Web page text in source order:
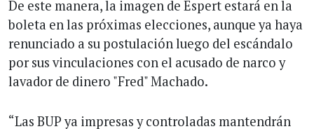
De este manera, la imagen de Espert estará en la
boleta en las próximas elecciones, aunque ya haya
renunciado a su postulación luego del escándalo
por sus vinculaciones con el acusado de narco y
lavador de dinero "Fred" Machado.
“Las BUP ya impresas y controladas mantendrán